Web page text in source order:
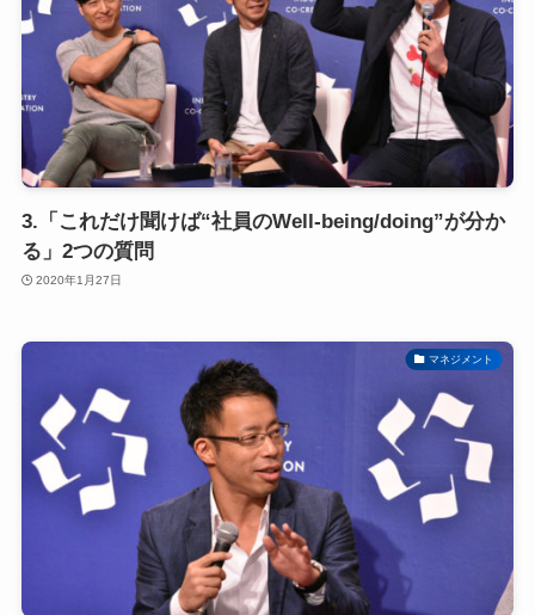
3.「これだけ聞けば“社員のWell-being/doing”が分か
る」2つの質問
2020年1月27日
マネジメント